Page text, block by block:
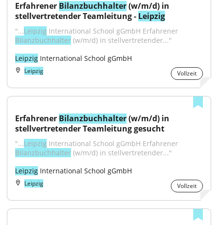
Erfahrener Bilanzbuchhalter (w/m/d) in
stellvertretender Teamleitung - Leipzig
"...Leipzig
Bilanzbuchhalter (w/m/d) in stellvertretender..."
Leipzig International School gGmbH
Leipzig Vollzeit
Erfahrener Bilanzbuchhalter (w/m/d) in
stellvertretender Teamleitung gesucht
"...Leipzig
Bilanzbuchhalter (w/m/d) in stellvertretender..."
Leipzig International School gGmbH
Leipzig Vollzeit